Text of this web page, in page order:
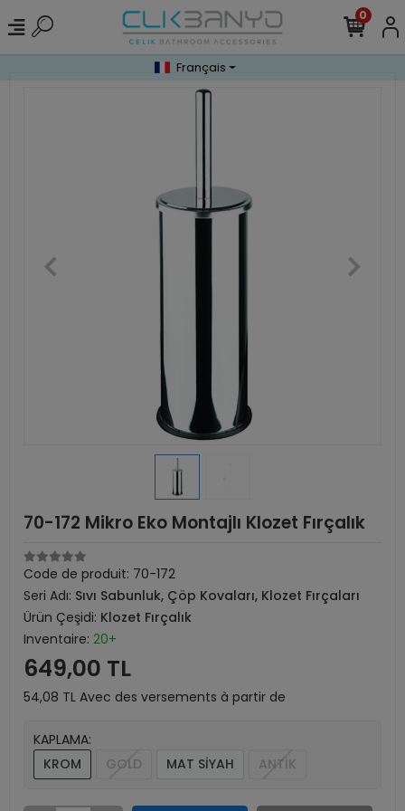
0
Français
70-172 Mikro Eko Montajlı Klozet Fırçalık
Code de produit: 70-172
Seri Adı: Sıvı Sabunluk, Çöp Kovaları, Klozet Fırçaları
Ürün Çeşidi: Klozet Fırçalık
Inventaire: 20+
649,00 TL
54,08 TL Avec des versements à partir de
KAPLAMA:
KROM
GOLD MAT SİYAH ANTİK